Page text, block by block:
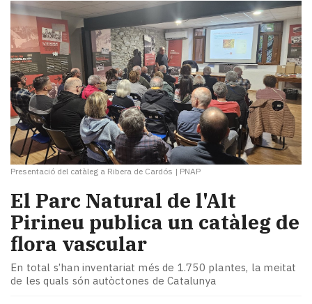
Presentació del catàleg a Ribera de Cardós | PNAP
​El Parc Natural de l'Alt
Pirineu publica un catàleg de
flora vascular
En total s’han inventariat més de 1.750 plantes, la meitat
de les quals són autòctones de Catalunya